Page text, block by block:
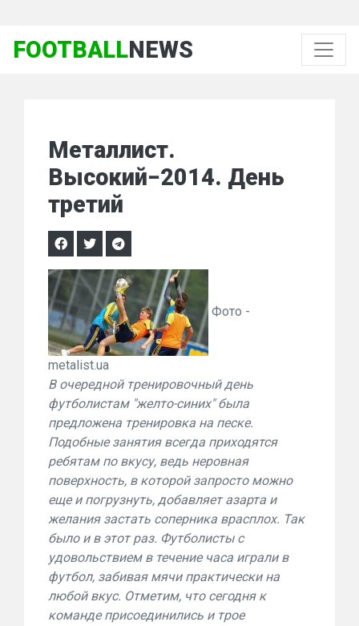
FOOTBALLNEWS
Металлист.
Высокий−2014. День
третий
Фото -
metalist.ua
В очередной тренировочный день
футболистам "желто-синих" была
предложена тренировка на песке.
Подобные занятия всегда приходятся
ребятам по вкусу, ведь неровная
поверхность, в которой запросто можно
еще и погрузнуть, добавляет азарта и
желания застать соперника врасплох. Так
было и в этот раз. Футболисты с
удовольствием в течение часа играли в
футбол, забивая мячи практически на
любой вкус. Отметим, что сегодня к
команде присоединились и трое